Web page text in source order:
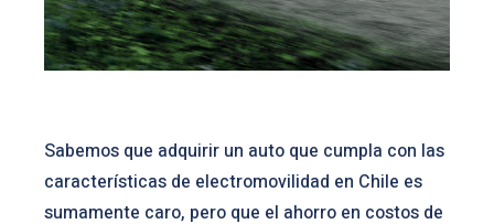
Sabemos que adquirir un auto que cumpla con las
características de electromovilidad en Chile es
sumamente caro, pero que el ahorro en costos de